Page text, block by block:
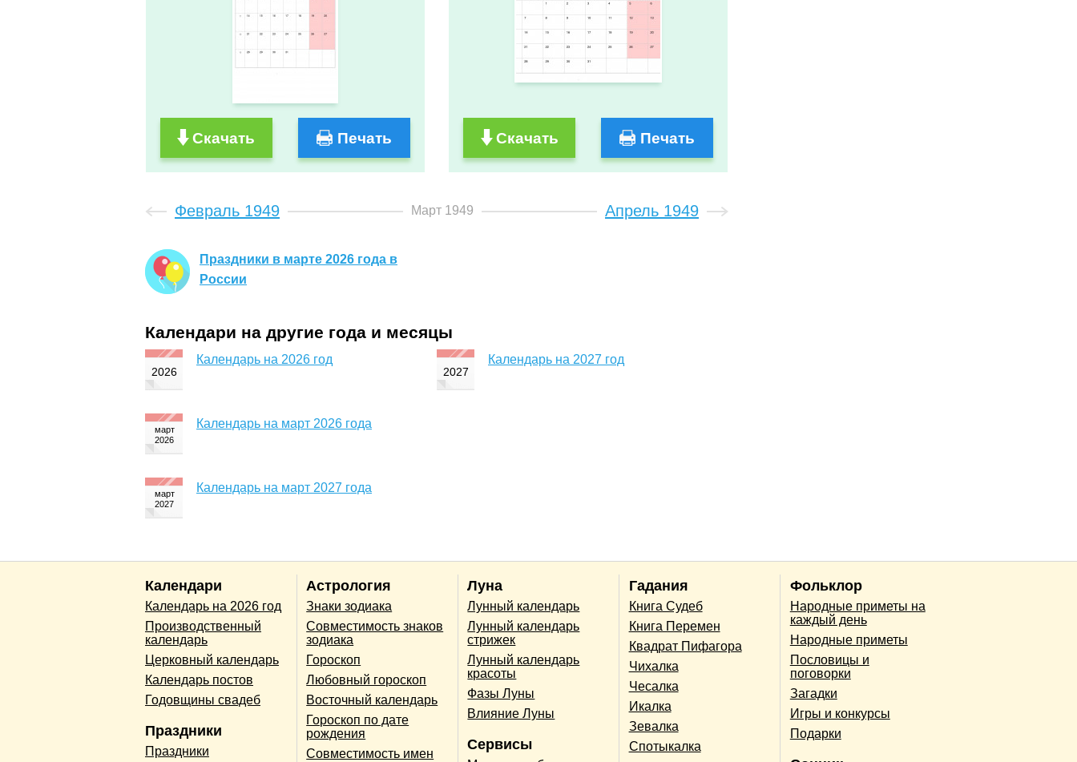
Скачать Печать Скачать Печать
Февраль 1949 Март 1949 Апрель 1949
Праздники в марте 2026 года в
России
Календари на другие года и месяцы
Календарь на 2026 год Календарь на 2027 год
Календарь на март 2026 года
Календарь на март 2027 года
Календари
Календарь на 2026 год
Производственный
календарь
Церковный календарь
Календарь постов
Годовщины свадеб
Праздники
Праздники
Астрология
Знаки зодиака
Совместимость знаков
зодиака
Гороскоп
Любовный гороскоп
Восточный календарь
Гороскоп по дате
рождения
Совместимость имен
Луна
Лунный календарь
Лунный календарь
стрижек
Лунный календарь
красоты
Фазы Луны
Влияние Луны
Сервисы
Гадания
Книга Судеб
Книга Перемен
Квадрат Пифагора
Чихалка
Чесалка
Икалка
Зевалка
Спотыкалка
Фольклор
Народные приметы на
каждый день
Народные приметы
Пословицы и
поговорки
Загадки
Игры и конкурсы
Подарки